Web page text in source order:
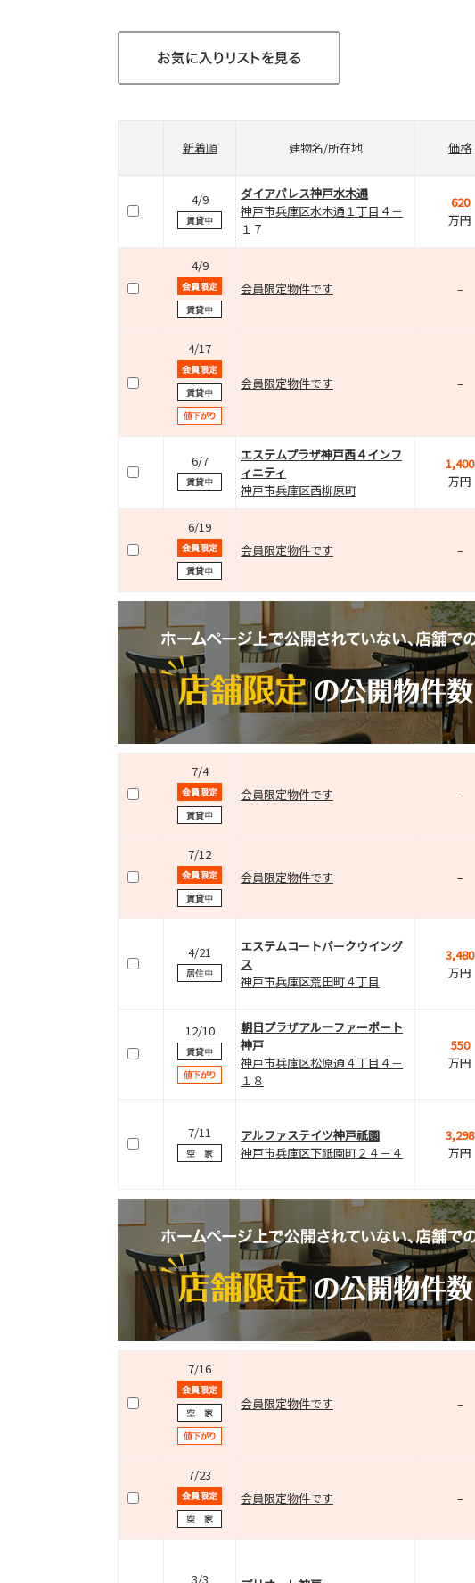
新着順 建物名/所在地 価格
4/9
ダイアパレス神戸水木通
神戸市兵庫区水木通１丁目４－
１７
620
万円
4/9
会員限定物件です
–
4/17
会員限定物件です –
6/7
エステムプラザ神戸西４インフ
ィニティ
神戸市兵庫区西柳原町
1,400
万円
6/19
会員限定物件です
–
7/4
会員限定物件です
–
7/12
会員限定物件です
–
4/21
エステムコートパークウイング
ス
神戸市兵庫区荒田町４丁目
3,480
万円
12/10
朝日プラザアル―ファーポート
神戸
神戸市兵庫区松原通４丁目４－
１８
550
万円
7/11
アルファステイツ神戸祇園
神戸市兵庫区下祇園町２４－４
3,298
万円
7/16
会員限定物件です –
7/23
会員限定物件です
–
3/3